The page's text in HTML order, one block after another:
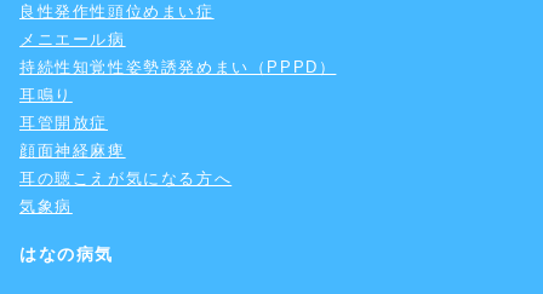
良性発作性頭位めまい症
メニエール病
持続性知覚性姿勢誘発めまい（PPPD）
耳鳴り
耳管開放症
顔面神経麻痺
耳の聴こえが気になる方へ
気象病
はなの病気